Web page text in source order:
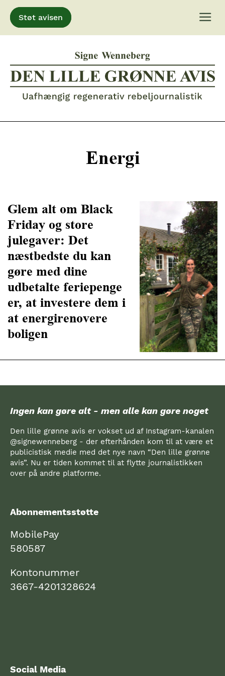
Gå
til
indhold
Støt avisen
Energi
Glem alt om Black
Friday og store
julegaver: Det
næstbedste du kan
gøre med dine
udbetalte feriepenge
er, at investere dem i
at energirenovere
boligen
Ingen kan gøre alt - men alle kan gøre noget
Den lille grønne avis er vokset ud af Instagram-kanalen
@signewenneberg - der efterhånden kom til at være et
publicistisk medie med det nye navn “Den lille grønne
avis”. Nu er tiden kommet til at flytte journalistikken
over på andre platforme.
Abonnementsstøtte
MobilePay
580587
Kontonummer
3667-4201328624
Social Media